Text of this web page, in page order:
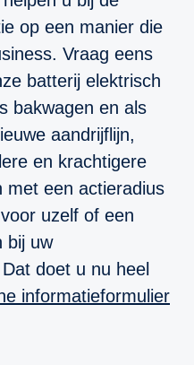
op een manier die
Vraag eens
batterij elektrisch
bakwagen en als
aandrijflijn,
en krachtigere
met een actieradius
uzelf of een
bij uw
doet u nu heel
informatieformulier